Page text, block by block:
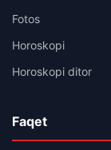
Fotos
Horoskopi
Horoskopi ditor
Faqet